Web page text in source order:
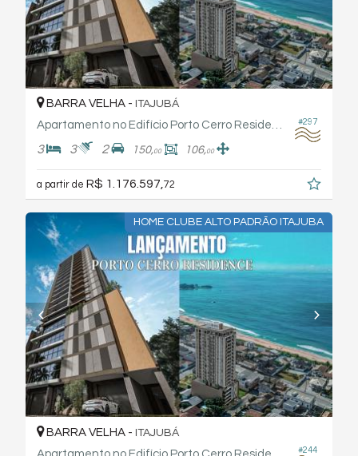
#297
BARRA VELHA - ITAJUBÁ
3 3 2 150,00 106,00
a partir de R$ 1.176.597, 72
HOME CLUBE ALTO PADRÃO ITAJUBA
#244
BARRA VELHA - ITAJUBÁ